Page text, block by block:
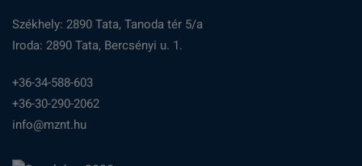
Székhely: 2890 Tata, Tanoda tér 5/a
Iroda: 2890 Tata, Bercsényi u. 1.
+36-34-588-603
+36-30-290-2062
info@mznt.hu